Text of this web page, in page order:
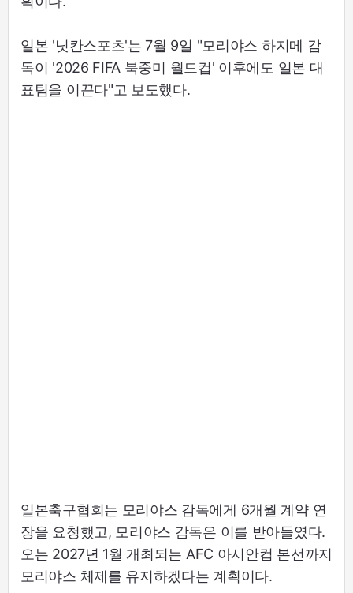
일본 '닛칸스포츠'는 7월 9일 "모리야스 하지메 감
독이 '2026 FIFA 북중미 월드컵' 이후에도 일본 대
표팀을 이끈다"고 보도했다.
일본축구협회는 모리야스 감독에게 6개월 계약 연
장을 요청했고, 모리야스 감독은 이를 받아들였다.
오는 2027년 1월 개최되는 AFC 아시안컵 본선까지
모리야스 체제를 유지하겠다는 계획이다.